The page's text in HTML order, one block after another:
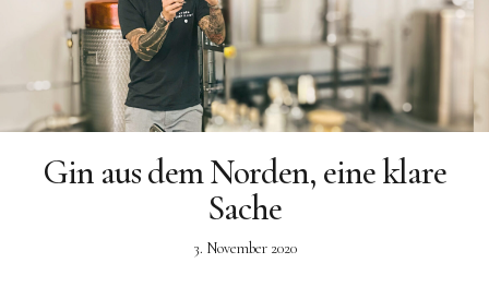
Services | Leistungen
FacebookInstagram
Gin aus dem Norden, eine klare
Sache
3. November 2020